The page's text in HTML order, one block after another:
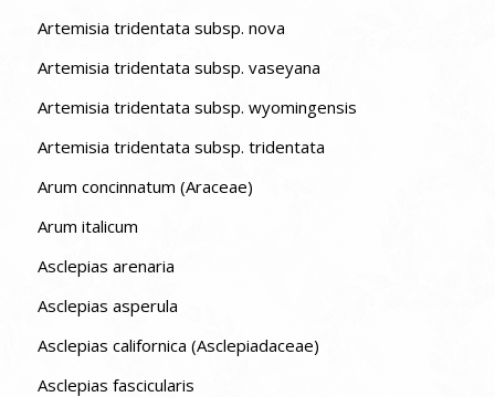
Artemisia tridentata subsp. nova
Artemisia tridentata subsp. vaseyana
Artemisia tridentata subsp. wyomingensis
Artemisia tridentata subsp. tridentata
Arum concinnatum (Araceae)
Arum italicum
Asclepias arenaria
Asclepias asperula
Asclepias californica (Asclepiadaceae)
Asclepias fascicularis